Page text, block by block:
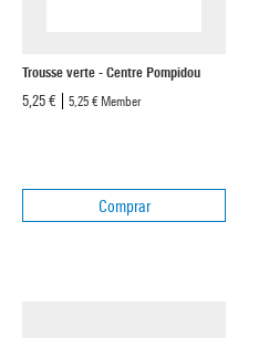
Trousse verte - Centre Pompidou
5,25 €
5,25 € Member
Comprar